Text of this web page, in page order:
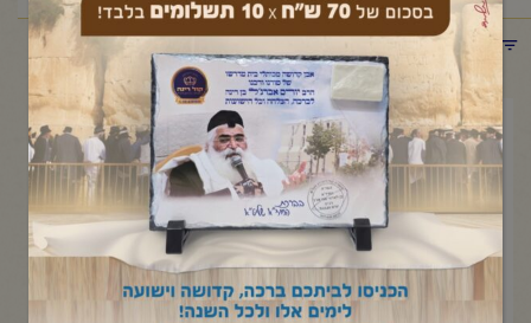
תפריט קטגוריות
החיד"א-תניא יומי ובגובה
העיניים-כ"ד טבת תשפ"ו
ינואר 29, 2026